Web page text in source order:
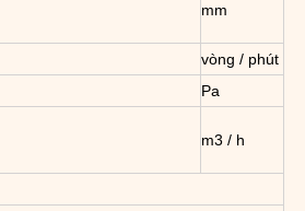
mm
vòng / phút
Pa
m3 / h